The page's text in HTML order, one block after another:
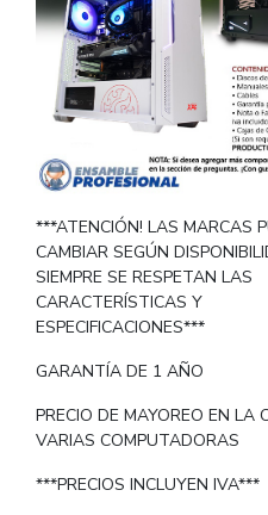
***ATENCIÓN! LAS MARCAS
CAMBIAR SEGÚN
SIEMPRE SE RESPETAN LAS
CARACTERÍSTICAS Y
ESPECIFICACIONES***
GARANTÍA DE 1 AÑO
PRECIO DE MAYOREO EN LA
VARIAS COMPUTADORAS
***PRECIOS INCLUYEN IVA***